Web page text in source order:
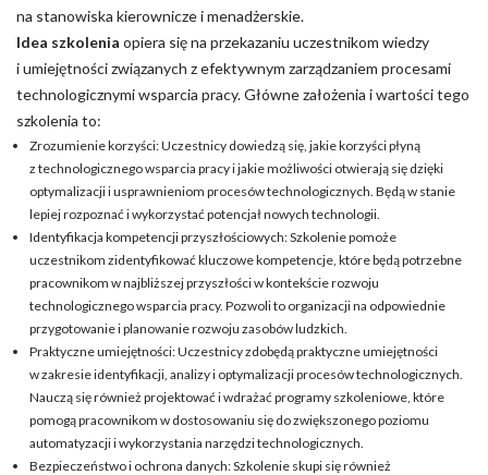
na stanowiska kierownicze i menadżerskie.
Idea szkolenia opiera się na przekazaniu uczestnikom wiedzy
i umiejętności związanych z efektywnym zarządzaniem procesami
technologicznymi wsparcia pracy. Główne założenia i wartości tego
szkolenia to:
Zrozumienie korzyści: Uczestnicy dowiedzą się, jakie korzyści płyną
z technologicznego wsparcia pracy i jakie możliwości otwierają się dzięki
optymalizacji i usprawnieniom procesów technologicznych. Będą w stanie
lepiej rozpoznać i wykorzystać potencjał nowych technologii.
Identyfikacja kompetencji przyszłościowych: Szkolenie pomoże
uczestnikom zidentyfikować kluczowe kompetencje, które będą potrzebne
pracownikom w najbliższej przyszłości w kontekście rozwoju
technologicznego wsparcia pracy. Pozwoli to organizacji na odpowiednie
przygotowanie i planowanie rozwoju zasobów ludzkich.
Praktyczne umiejętności: Uczestnicy zdobędą praktyczne umiejętności
w zakresie identyfikacji, analizy i optymalizacji procesów technologicznych.
Nauczą się również projektować i wdrażać programy szkoleniowe, które
pomogą pracownikom w dostosowaniu się do zwiększonego poziomu
automatyzacji i wykorzystania narzędzi technologicznych.
Bezpieczeństwo i ochrona danych: Szkolenie skupi się również